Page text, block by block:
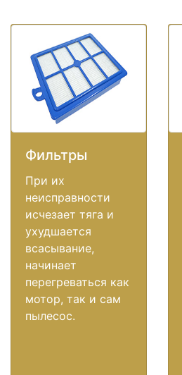
Фильтры
При их
неисправности
исчезает тяга и
ухудшается
всасывание,
начинает
перегреваться как
мотор, так и сам
пылесос.